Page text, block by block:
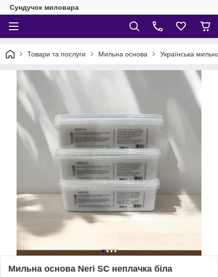
Сундучок миловара
Товари та послуги Мильна основа Українська
Мильна основа Neri SC неплачка біла